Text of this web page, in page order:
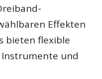
Effekten
bieten flexible
und